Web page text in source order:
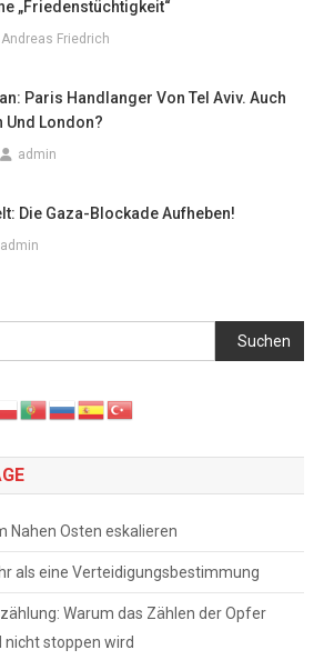
„Friedenstüchtigkeit“
Andreas Friedrich
Paris Handlanger Von Tel Aviv. Auch
Und London?
admin
Die Gaza-Blockade Aufheben!
admin
Suchen
Nahen Osten eskalieren
als eine Verteidigungsbestimmung
Warum das Zählen der Opfer
nicht stoppen wird